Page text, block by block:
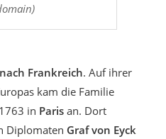
Frankreich. Auf ihrer
kam die Familie
in Paris an. Dort
Diplomaten Graf von Eyck